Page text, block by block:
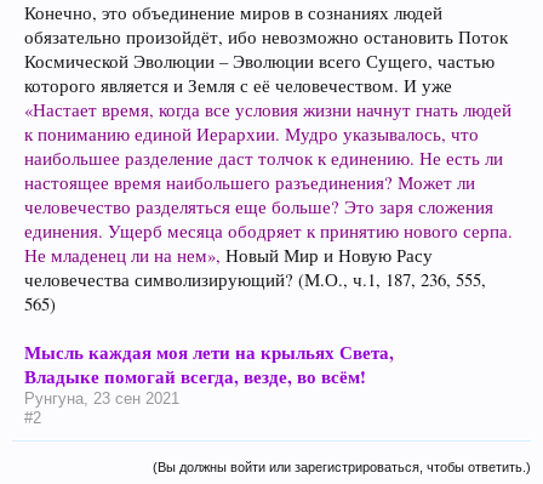
Конечно, это объединение миров в сознаниях людей
обязательно произойдёт, ибо невозможно остановить Поток
Космической Эволюции – Эволюции всего Сущего, частью
которого является и Земля с её человечеством. И уже
«Настает время, когда все условия жизни начнут гнать людей
к пониманию единой Иерархии. Мудро указывалось, что
наибольшее разделение даст толчок к единению. Не есть ли
настоящее время наибольшего разъединения? Может ли
человечество разделяться еще больше? Это заря сложения
единения. Ущерб месяца ободряет к принятию нового серпа.
Не младенец ли на нем», Новый Мир и Новую Расу
человечества символизирующий? (М.О., ч.1, 187, 236, 555,
565)
Мысль каждая моя лети на крыльях Света,
Владыке помогай всегда, везде, во всём!
Рунгуна, 23 сен 2021
#2
(Вы должны войти или зарегистрироваться, чтобы ответить.)